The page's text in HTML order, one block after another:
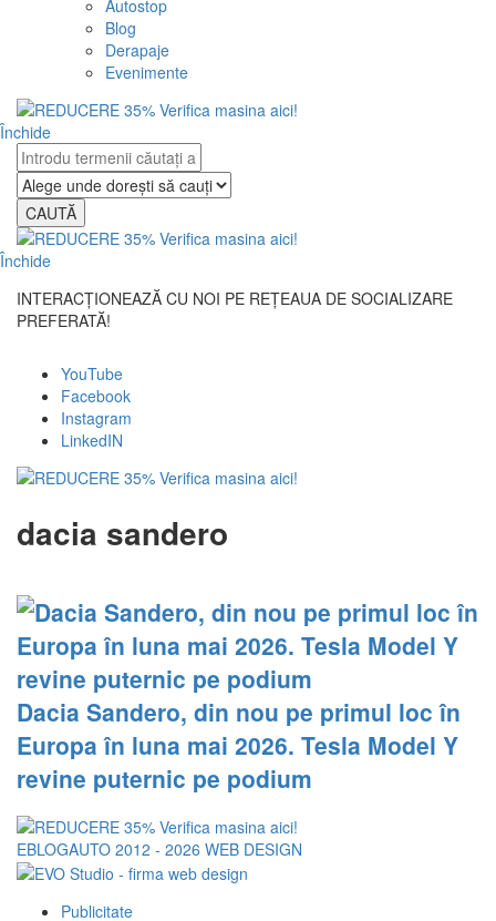
Autostop
Blog
Derapaje
Evenimente
Închide
CAUTĂ
Închide
INTERACȚIONEAZĂ CU NOI PE REȚEAUA DE SOCIALIZARE
PREFERATĂ!
YouTube
Facebook
Instagram
LinkedIN
dacia sandero
Dacia Sandero, din nou pe primul loc în
Europa în luna mai 2026. Tesla Model Y
revine puternic pe podium
EBLOGAUTO 2012 - 2026 WEB DESIGN
Publicitate